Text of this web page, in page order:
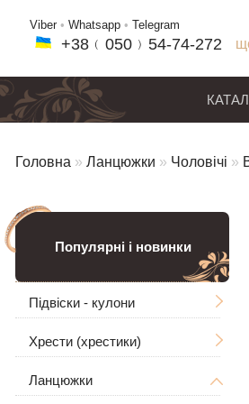
Viber • Whatsapp • Telegram
+38﹙ 050 ﹚54-74-272
+38(068) 97
Головна » Ланцюжки » Чоловічі »
Популярні і новинки
Підвіски - кулони
Чоловічі
Великі
Ладанки
Хрести (хрестики)
Без розп'яття
Ланцюжки